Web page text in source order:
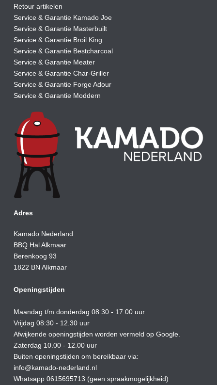
Retour artikelen
Service & Garantie Kamado Joe
Service & Garantie Masterbuilt
Service & Garantie Broil King
Service & Garantie Bestcharcoal
Service & Garantie Meater
Service & Garantie Char-Griller
Service & Garantie Forge Adour
Service & Garantie Moddern
Adres
Kamado Nederland
BBQ Hal Alkmaar
Berenkoog 93
1822 BN Alkmaar
Openingstijden
Maandag t/m donderdag 08.30 - 17.00 uur
Vrijdag 08:30 - 12.30 uur
Afwijkende openingstijden worden vermeld op Google.
Zaterdag 10.00 - 12.00 uur
Buiten openingstijden om bereikbaar via:
info@kamado-nederland.nl
Whatsapp 0615695713 (geen spraakmogelijkheid)